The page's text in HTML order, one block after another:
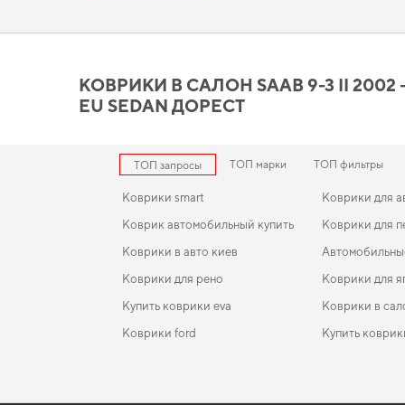
по цене и качеству
Вы можете быть уверены в долговечности и прочности наших
надежности которой уверены.
КОВРИКИ В САЛОН SAAB 9-3 II
EU SEDAN ДОРЕСТ
ТОП запросы ТОП марки ТОП фильтры
Коврики smart
Коврик автомобильный купить
Коврики в авто киев
Коврики для рено
Купить коврики eva
Коврики ford
Коврики для
Коврики для
Коврики для
Коврики в
Купить